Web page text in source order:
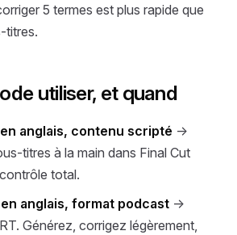
5 termes est plus rapide que
titres.
utiliser, et quand
anglais, contenu scripté →
titres à la main dans Final Cut
total.
anglais, format podcast →
Générez, corrigez légèrement,